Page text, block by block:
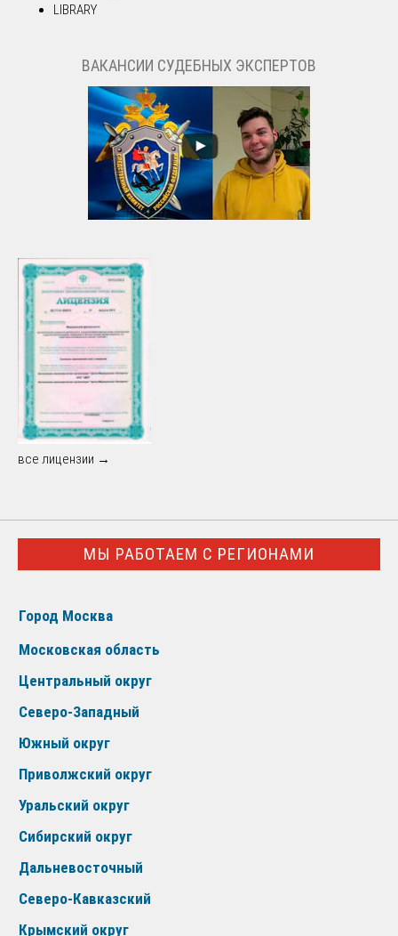
LIBRARY
ВАКАНСИИ СУДЕБНЫХ ЭКСПЕРТОВ
все лицензии →
МЫ РАБОТАЕМ С РЕГИОНАМИ
Город Москва
Московская область
Центральный округ
Северо-Западный
Южный округ
Приволжский округ
Уральский округ
Сибирский округ
Дальневосточный
Северо-Кавказский
Крымский округ